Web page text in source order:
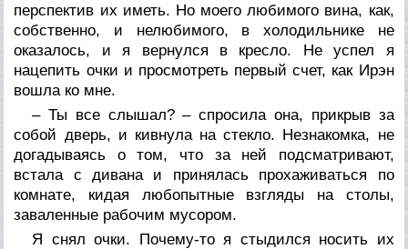
перспектив их иметь. Но моего любимого вина, как,
собственно, и нелюбимого, в холодильнике не
оказалось, и я вернулся в кресло. Не успел я
нацепить очки и просмотреть первый счет, как Ирэн
вошла ко мне.
– Ты все слышал? – спросила она, прикрыв за
собой дверь, и кивнула на стекло. Незнакомка, не
догадываясь о том, что за ней подсматривают,
встала с дивана и принялась прохаживаться по
комнате, кидая любопытные взгляды на столы,
заваленные рабочим мусором.
Я снял очки. Почему-то я стыдился носить их